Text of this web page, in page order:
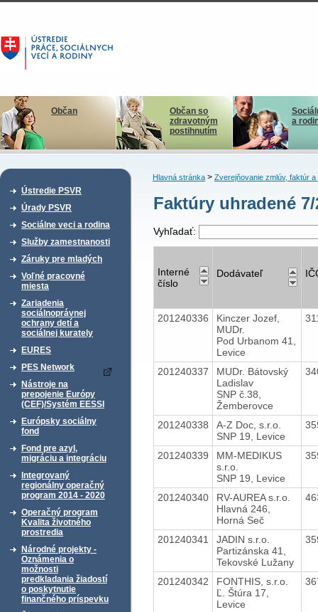
Občan
Občan so
zdravotným
postihnutím
a
Ústredie PSVR
Úrady PSVR
Sociálne veci a rodina
Služby zamestnanosti
Záruky pre mladých
Voľné pracovné
miesta
Zariadenia
sociálnoprávnej
ochrany detí a
sociálnej kurately
EURES
PES Network
Nástroje na
prepojenie Európy
(CEF)/Systém EESSI
Európsky sociálny
fond
Fond pre azyl,
migráciu a integráciu
Integrovaný
regionálny operačný
program 2014 - 2020
Operačný program
Kvalita životného
prostredia
Národné projekty -
Oznámenia o
možnosti
predkladania žiadostí
o poskytnutie
finančného príspevku
Hlavná stránka> Zverejňovanie zmlúv, faktúr a
Faktúry uhradené
Vyhľadať:
Interné
číslo
Dodávateľ
201240336
Kinczer Jozef,
MUDr.
Pod Urbanom 41,
Levice
201240337
MUDr. Bátovský
Ladislav
SNP č.38,
Žemberovce
201240338
A-Z Doc, s.r.o.
SNP 19, Levice
201240339
MM-MEDIKUS
s.r.o.
SNP 19, Levice
201240340
RV-AUREA s.r.o.
Hlavná 246,
Horná Seč
201240341
JADIN s.r.o.
Partizánska 41,
Tekovské Lužany
201240342
FONTHIS, s.r.o.
Ľ. Štúra 17,
Levice